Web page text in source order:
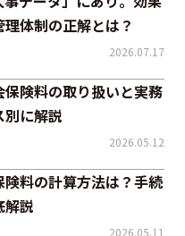
体制の正解とは？
2026.07.17
険料の取り扱いと実務
別に解説
2026.05.12
料の計算方法は？手続
解説
2026.05.11